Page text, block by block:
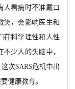
看病时不准戴口
笑，会影响医生和
在科学理性和人性
少人的头脑中，
次SARS危机中出
健康教育。